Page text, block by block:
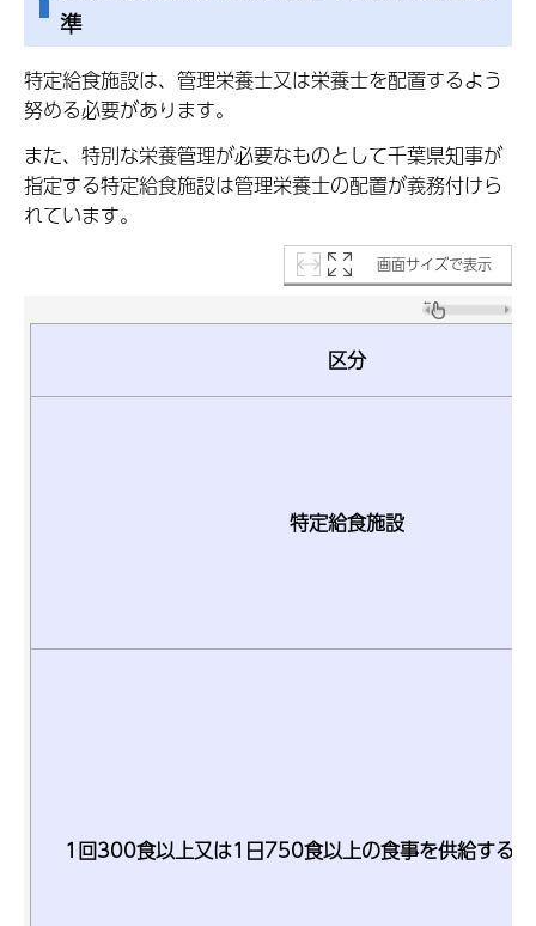
準
特定給食施設は、管理栄養士又は栄養士を配置するよう
努める必要があります。
また、特別な栄養管理が必要なものとして千葉県知事が
指定する特定給食施設は管理栄養士の配置が義務付けら
れています。
画面サイズで表示
区分
特定給食施設
1回300食以上又は1日750食以上の食事を供給する